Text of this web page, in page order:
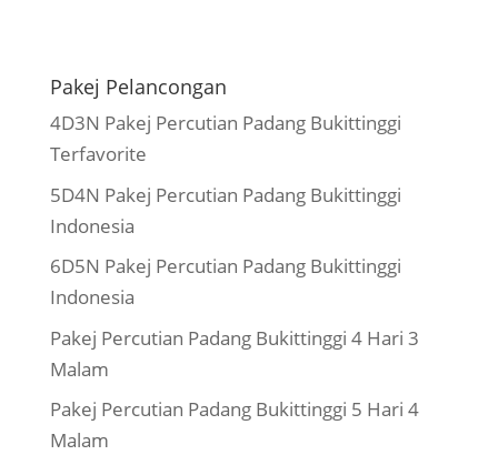
Pakej Pelancongan
4D3N Pakej Percutian Padang Bukittinggi
Terfavorite
5D4N Pakej Percutian Padang Bukittinggi
Indonesia
6D5N Pakej Percutian Padang Bukittinggi
Indonesia
Pakej Percutian Padang Bukittinggi 4 Hari 3
Malam
Pakej Percutian Padang Bukittinggi 5 Hari 4
Malam